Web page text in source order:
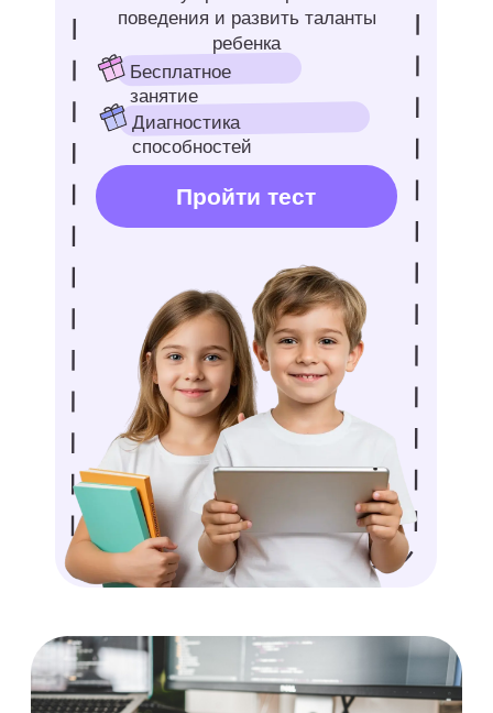
Кубик Рубика как
интеллектуальный
тренажер для ребенка
Если копнуть чуть глубже,
то мы понимаем, чтосборка Кубика
Рубика — это сильный тренажер
по развитию мелкой моторики и, как
следствие, стимулятор развития речи
Рубика в качестве подарка для
ребенка 3−4 лет — это хороший
вклад в его развитие.
Рубик Рубика — головоломка,
развивает память
и логическое мышление
чтобы собрать кубик, нужно
запоминать алгоритмы (как
в шахматах), при этом важно
использовать импровизацию. Кубик
способствует развитию концентрации
совершать несколько когнитивных
процессов. Даже начинающие
спидкуберы прекрасно могут сочетать